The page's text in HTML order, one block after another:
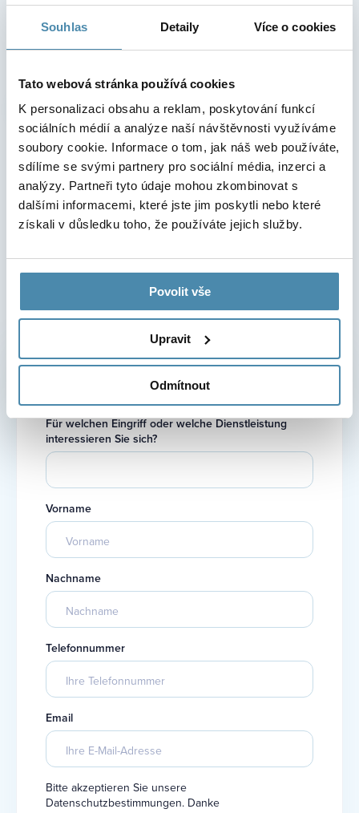
Souhlas Detaily Více o cookies
Tato webová stránka používá cookies
K personalizaci obsahu a reklam, poskytování funkcí
sociálních médií a analýze naší návštěvnosti využíváme
soubory cookie. Informace o tom, jak náš web používáte,
sdílíme se svými partnery pro sociální média, inzerci a
analýzy. Partneři tyto údaje mohou zkombinovat s
dalšími informacemi, které jste jim poskytli nebo které
získali v důsledku toho, že používáte jejich služby.
Povolit vše
Upravit
Odmítnout
Gefühl, von dem Sie schon lange geträumt haben, in
den Herbst.
Freien Termin reservieren
Nutzen Sie die Möglichkeit
Anfrage oder Bestellung
Einen Termin für einen Eingriff
oder eine Beratung vereinbaren
Für welchen Eingriff oder welche Dienstleistung
interessieren Sie sich?
Vorname
Nachname
Telefonnummer
Email
Bitte akzeptieren Sie unsere
Datenschutzbestimmungen. Danke